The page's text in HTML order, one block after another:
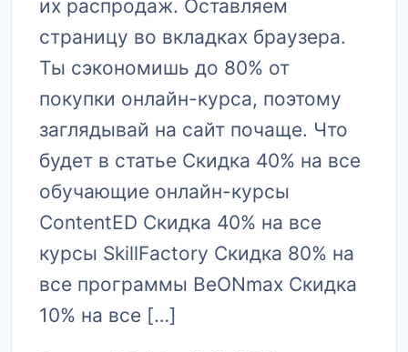
их распродаж. Оставляем
страницу во вкладках браузера.
Ты сэкономишь до 80% от
покупки онлайн-курса, поэтому
заглядывай на сайт почаще. Что
будет в статье Скидка 40% на все
обучающие онлайн-курсы
ContentED Скидка 40% на все
курсы SkillFactory Скидка 80% на
все программы BeONmax Скидка
10% на все […]